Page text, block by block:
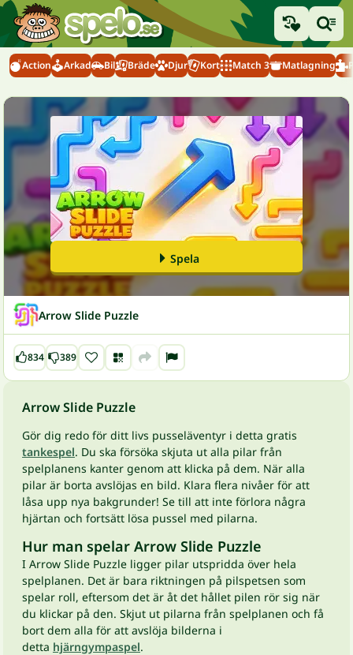
Action Arkad Bil Bräde Djur Kort Match 3 Matlagning
Spela
Arrow Slide Puzzle
834 389
Arrow Slide Puzzle
Gör dig redo för ditt livs pusseläventyr i detta gratis
tankespel. Du ska försöka skjuta ut alla pilar från
spelplanens kanter genom att klicka på dem. När alla
pilar är borta avslöjas en bild. Klara flera nivåer för att
låsa upp nya bakgrunder! Se till att inte förlora några
hjärtan och fortsätt lösa pussel med pilarna.
Hur man spelar Arrow Slide Puzzle
I Arrow Slide Puzzle ligger pilar utspridda över hela
spelplanen. Det är bara riktningen på pilspetsen som
spelar roll, eftersom det är åt det hållet pilen rör sig när
du klickar på den. Skjut ut pilarna från spelplanen och få
bort dem alla för att avslöja bilderna i
detta hjärngympaspel.